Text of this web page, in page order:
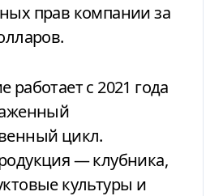
прав компании за
работает с 2021 года
цикл.
— клубника,
культуры и